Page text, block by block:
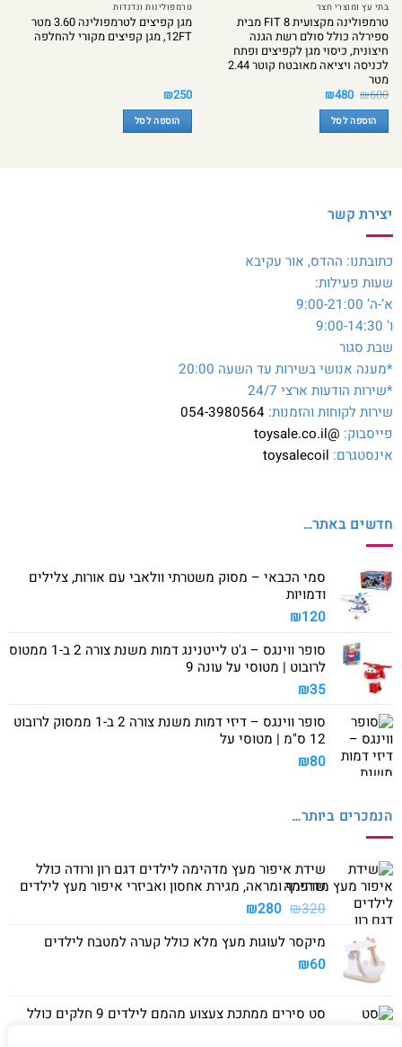
בתי עץ ומוצרי חצר
טרמפולינה מקצועית 8 FIT מבית
ספירלה כולל סולם רשת הגנה
חיצונית, כיסוי מגן לקפיצים ופתח
לכניסה ויציאה מאובטח קוטר 2.44
מטר
₪600 המחיר
המקורי
היה:
₪600.
₪480 המחיר
הנוכחי
הוא:
₪480. הוספה לסל
טרמפולינות ונדנדות
מגן קפיצים לטרמפולינה 3.60 מטר
12FT, מגן קפיצים מקורי להחלפה
₪250
הוספה לסל
יצירת קשר
כתובתנו: ההדס, אור עקיבא
שעות פעילות:
א’-ה’ 9:00-21:00
ו’ 9:00-14:30
שבת סגור
*מענה אנושי בשירות עד השעה 20:00
*שירות הודעות ארצי 24/7
שירות לקוחות והזמנות: 054-3980564
פייסבוק: @toysale.co.il
אינסטגרם: toysalecoil
חדשים באתר…
סמי הכבאי – מסוק משטרתי וולאבי עם אורות, צלילים
ודמויות
₪120
סופר ווינגס – ג'ט לייטנינג דמות משנת צורה 2 ב-1 ממטוס
לרובוט | מטוסי על עונה 9
₪35
סופר ווינגס – דיזי דמות משנת צורה 2 ב-1 ממסוק לרובוט
12 ס"מ | מטוסי על
₪80
הנמכרים ביותר…
שידת איפור מעץ מדהימה לילדים דגם רון ורודה כולל
שרפרף ומראה, מגירת אחסון ואביזרי איפור מעץ לילדים
₪320
המחיר
היה:
₪280 המחיר
הוא:
מיקסר לעוגות מעץ מלא כולל קערה למטבח לילדים
₪60
סט סירים ממתכת צעצוע מהמם לילדים 9 חלקים כולל